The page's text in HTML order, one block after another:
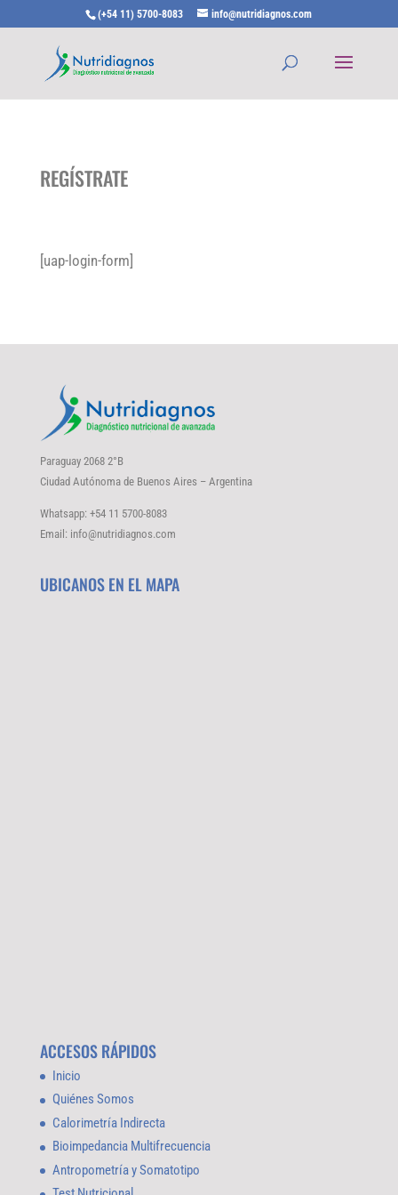
(+54 11) 5700-8083 info@nutridiagnos.com
REGÍSTRATE
[uap-login-form]
Paraguay 2068 2°B
Ciudad Autónoma de Buenos Aires – Argentina
Whatsapp: +54 11 5700-8083
Email: info@nutridiagnos.com
UBICANOS EN EL MAPA
ACCESOS RÁPIDOS
Inicio
Quiénes Somos
Calorimetría Indirecta
Bioimpedancia Multifrecuencia
Antropometría y Somatotipo